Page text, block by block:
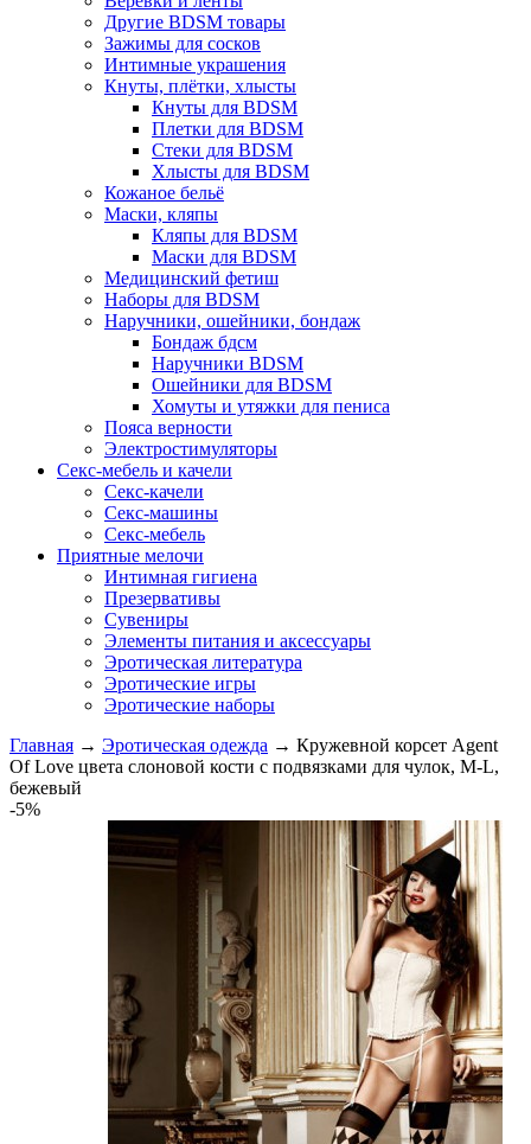
Другие BDSM товары
Зажимы для сосков
Интимные украшения
Кнуты, плётки, хлысты
Кнуты для BDSM
Плетки для BDSM
Стеки для BDSM
Хлысты для BDSM
Кожаное бельё
Маски, кляпы
Кляпы для BDSM
Маски для BDSM
Медицинский фетиш
Наборы для BDSM
Наручники, ошейники, бондаж
Бондаж бдсм
Наручники BDSM
Ошейники для BDSM
Хомуты и утяжки для пениса
Пояса верности
Электростимуляторы
Секс-мебель и качели
Секс-качели
Секс-машины
Секс-мебель
Приятные мелочи
Интимная гигиена
Презервативы
Сувениры
Элементы питания и аксессуары
Эротическая литература
Эротические игры
Эротические наборы
Главная → Эротическая одежда → Кружевной корсет Agent
Of Love цвета слоновой кости с подвязками для чулок, M-L,
бежевый
-5%